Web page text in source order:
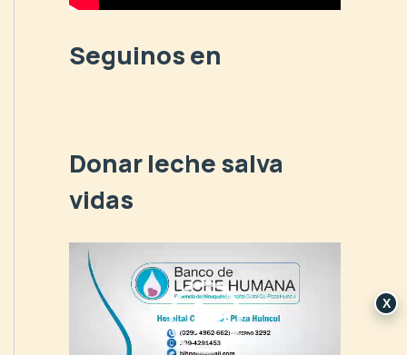
:
Seguinos en
Donar leche salva
vidas
X